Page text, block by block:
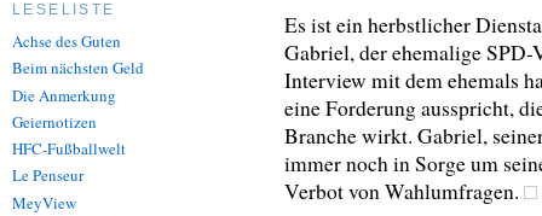
LESELISTE
Achse des Guten
Beim nächsten Geld
Die Anmerkung
Geiernotizen
HFC-Fußballwelt
Le Penseur
MeyView
Es ist ein herbstlicher
Gabriel, der ehemalige
Interview mit dem ehemals
eine Forderung ausspricht,
Branche wirkt. Gabriel,
immer noch in Sorge um
Verbot von Wahlumfragen.